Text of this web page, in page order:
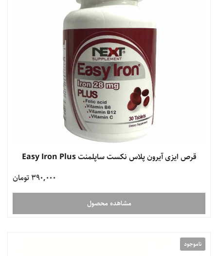
قرص ایزی آیرون پلاس نکست ساپلمنت Easy Iron Plus
390,000 تومان
مشاهده محصول
ناموجود